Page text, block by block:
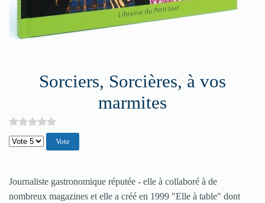
Sorciers, Sorcières, à vos
marmites
Veuillez voter
Journaliste gastronomique réputée - elle à collaboré à de
nombreux magazines et elle a créé en 1999 "Elle à table" dont